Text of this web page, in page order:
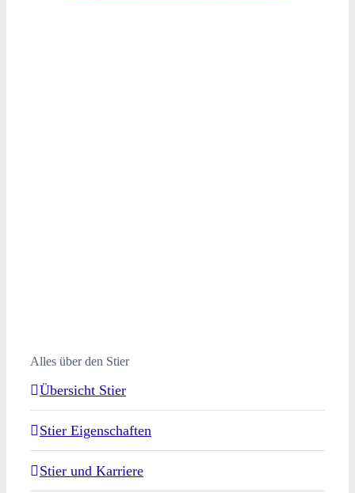
Alles über den Stier
Übersicht Stier
Stier Eigenschaften
Stier und Karriere